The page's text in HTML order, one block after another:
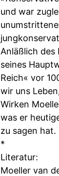
und war
Anläßlich des
seines
Reich« vor
wir uns
Wirken
was er
zu sagen hat.
*
Literatur:
Moeller van